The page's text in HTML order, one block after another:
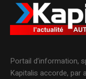
Portail d’information,
Kapitalis accorde, par